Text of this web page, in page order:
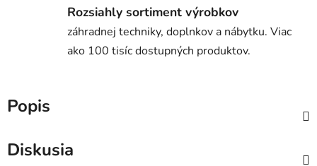
Rozsiahly sortiment výrobkov
záhradnej techniky, doplnkov a nábytku. Viac
ako 100 tisíc dostupných produktov.
Popis
Diskusia